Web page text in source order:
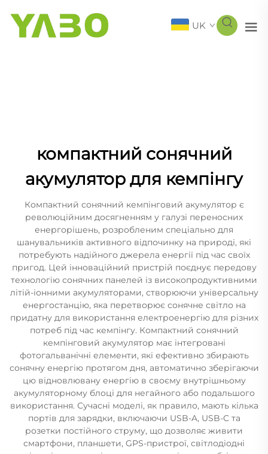
UK
компактний сонячний
акумулятор для кемпінгу
Компактний сонячний кемпінговий акумулятор є
революційним досягненням у галузі переносних
енергорішень, розробленим спеціально для
шанувальників активного відпочинку на природі, які
потребують надійного джерела енергії під час своїх
пригод. Цей інноваційний пристрій поєднує передову
технологію сонячних панелей із високопродуктивними
літій-іонними акумуляторами, створюючи універсальну
енергостанцію, яка перетворює сонячне світло на
придатну для використання електроенергію для різних
потреб під час кемпінгу. Компактний сонячний
кемпінговий акумулятор має інтегровані
фотогальванічні елементи, які ефективно збирають
сонячну енергію протягом дня, автоматично зберігаючи
цю відновлювану енергію в своєму внутрішньому
акумуляторному блоці для негайного або подальшого
використання. Сучасні моделі, як правило, мають кілька
портів для зарядки, включаючи USB-A, USB-C та
розетки постійного струму, що дозволяє живити
смартфони, планшети, GPS-пристрої, світлодіодні